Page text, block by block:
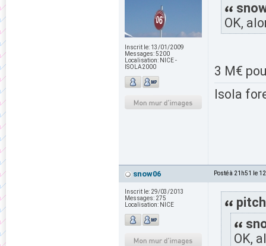
Inscrit le: 13/01/2009
Messages:5200
Localisation: NICE -
ISOLA2000
OK,
3 M€
Isola
snow06 Posté à 21h51 le
Inscrit le: 29/03/2013
Messages: 275
Localisation: NICE
OK,